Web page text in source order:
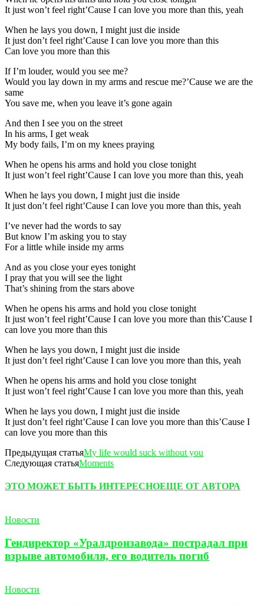
It just won’t feel right’Cause I can love you more than this, yeah
When he lays you down, I might just die inside
It just don’t feel right’Cause I can love you more than this
Can love you more than this
If I’m louder, would you see me?
Would you lay down in my arms and rescue me?’Cause we are the
same
You save me, when you leave it’s gone again
And then I see you on the street
In his arms, I get weak
My body fails, I’m on my knees praying
When he opens his arms and hold you close tonight
It just won’t feel right’Cause I can love you more than this, yeah
When he lays you down, I might just die inside
It just don’t feel right’Cause I can love you more than this, yeah
I’ve never had the words to say
But know I’m asking you to stay
For a little while inside my arms
And as you close your eyes tonight
I pray that you will see the light
That’s shining from the stars above
When he opens his arms and hold you close tonight
It just won’t feel right’Cause I can love you more than this’Cause I
can love you more than this
When he lays you down, I might just die inside
It just don’t feel right’Cause I can love you more than this, yeah
When he opens his arms and hold you close tonight
It just won’t feel right’Cause I can love you more than this, yeah
When he lays you down, I might just die inside
It just don’t feel right’Cause I can love you more than this’Cause I
can love you more than this
Предыдущая статьяMy life would suck without you
Следующая статьяMoments
ЭТО МОЖЕТ БЫТЬ ИНТЕРЕСНОЕЩЕ ОТ АВТОРА
Новости
Гендиректор «Уралдронзавода» пострадал при
взрыве автомобиля, его водитель погиб
Новости